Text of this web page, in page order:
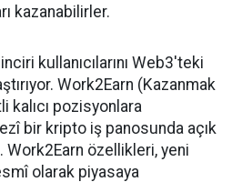
kazanabilirler.
kullanıcılarını Web3'teki
Work2Earn (Kazanmak
kalıcı pozisyonlara
bir kripto iş panosunda açık
Work2Earn özellikleri, yeni
olarak piyasaya